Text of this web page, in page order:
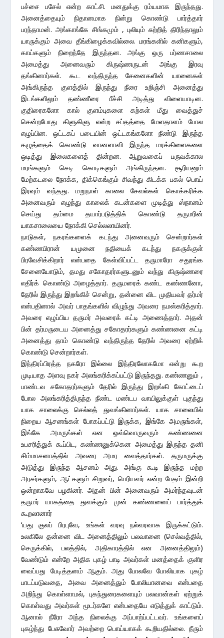
பச்சை பசேல் என்ற காட்சி. மனதுக்கு ரம்யமாக இருந்தது.
அனைத்தையும் நிதானமாக நின்று கொண்டு பார்த்தார்
பரந்தாமன். அங்காங்கே சிங்கமும் , புலியும் சுற்றித் திரிந்தாலும்
யாருக்கும் அவை தீங்கிழைக்கவில்லை. மரங்களில் கனிகளும்,
காய்களும் நிறைந்தே இருந்தன. அங்கு ஒரு பர்ணசாலை
அமைத்து அனைவரும் கிருஷ்ணருடன் அங்கு இரவு
தங்கினார்கள். கூட வந்திருந்த சேனைகளின் யானைகள்
அங்கிருந்த குளத்தில் இருந்து நீரை உறிஞ்சி அனைத்து
இடங்களிலும் தண்ணீரை பீச்சி அடித்து விளையாடின.
குதிரைகளோ கால் குளம்புகளை கற்கள் மீது வைத்துச்
சென்றபோது கிளுகிளு என்ற சப்தத்தை மேளதாளம் போல
எழுப்பின. ஒட்டகப் படையின் ஒட்டகங்களோ நீண்டு இருந்த
கழுத்தைக் கொண்டு வானளாவி இருந்த மரக்கிளைகளை
ஒடித்து இலைகளைத் தின்றன. ஆறுவகைப் பருவக்கால
மரங்களும் செடி கொடிகளும் அங்கிருந்தன. சூரியனும்
மேற்கடலை நோக்க, திக்கெங்கும் சிவந்து கிடக்க பகல் பொய்
இரவும் வந்தது. மறுநாள் காலை சேவல்கள் கொக்கரிக்க
அனைவரும் எழுந்து காலைக் கடன்களை முடித்து ஸ்நானம்
செய்து தம்மை தயார்படுத்திக் கொண்டு தருமரின்
யாகசாலையை நோக்கி செல்லலாயினர்.
நாடுகள், நகரங்களைக் கடந்து அனைவரும் சென்றார்கள்
கண்ணபிரான் யமுனை நதியைக் கடந்து நகருக்குள்
பிரவேசிக்கிறார் என்பதை கேள்விப்பட்ட தருமாரோ சதுரங்க
சேனையோடும், தமது சகோதரர்களுடனும் வந்து கிருஷ்ணரை
எதிர்க் கொண்டு அழைத்தார். தருமரைக் கண்ட கண்ணனோ,
தேரில் இருந்து இறங்கிச் சென்று, தன்னை விட முதியவர் தர்மர்
என்பதினால் அவர் பாதங்களில் விழுந்து அவரை நமஸ்கரித்தார்.
அவரை எழுப்பிய தருமர் அவரைக் கட்டி அணைத்தார். அதன்
பின் தர்மருடைய அனைத்து சகோதரர்களும் கண்ணனை கட்டி
அனைத்து தாம் கொண்டு வந்திருந்த தேரில் அவரை ஏற்றிக்
கொண்டு சென்றார்கள்.
இந்திரப்பிரத்த நகரோ இல்லை இந்திரலோகமோ என்று கூற
முடியாத அளவு நகர் அலங்கரிக்கப்பட்டு இருந்தது. கண்ணனும் ,
பாண்டவ சகோதரர்களும் தேரில் இருந்து இறங்கி கோட்டைப்
போல அலங்கரித்திருந்த நீண்ட மண்டப வாயிலுக்குள் புகுந்து
யாக சாலைக்கு செல்லத் துவங்கினார்கள். யாக சாலையில்
நிறைய ஆசனங்கள் போகப்பட்டு இருக்க, இங்கே அமருங்கள்,
இங்கே அமருங்கள் என ஒவ்வொருவரும் கண்ணனை
உபசரித்துக் கூப்பிட, கண்ணனுக்கென அமைத்து இருந்த தனி
சிம்மாசனாத்தில் அவரை அமர வைத்தார்கள். தருமருக்கு
அடுத்து இருந்த ஆசனம் அது. அங்கு கூடி இருந்த மற்ற
அரசர்களும், ஆட்களும் சிறுவர், பெரியவர் என்ற பேதம் இன்றி
ஒன்றாகவே பழகினர். அதன் பின் அனைவரும் அமர்ந்தவுடன்
தருமர் யாகத்தை துவக்கும் முன் கண்ணனைப் பார்த்துக்
கூறலானார்
‘யது குலப் பிரபுவே, உங்கள் வரவு நல்வரவாக இருக்கட்டும்.
உலகிலே தன்னை விட அனைத்திலும் பலவானை (செல்வத்தில்,
செருக்கில், பலத்தில், அதிகாரத்தில் என அனைத்திலும்)
வேண்டும் என்றே அதிக புகழ் பாடி அவர்கள் மனத்தைக் குளிர
வைப்பது பேடித்தனம் ஆகும். அது போலவே போலியாக புகழ்
பாடப்படுவதை, அவை அனைத்தும் போலியானவை என்பதை
அறிந்து கொள்ளாமல், புகந்துரைகளையும் பலவான்கள் ஏற்றுக்
கொள்வது அவர்கள் மூடர்களே என்பதையே எடுத்துக் காட்டும்.
ஆனால் நீரோ அந்த நிலைக்கு அப்பாற்ப்பட்டவர். உங்களைப்
புகழ்ந்து பேசுவோர் அவற்றை பொய்யாகக் கூறியதில்லை. நீரும்